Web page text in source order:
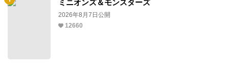
ミニオンズ＆モンスターズ
2026年8月7日公開
12660